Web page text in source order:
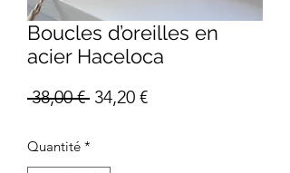
Boucles d’oreilles en
acier Haceloca
38,00 € Prix
34,20 €Prix
Quantité *